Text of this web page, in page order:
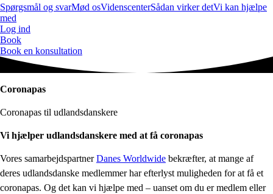
Spørgsmål og svarMød osVidenscenterSådan virker detVi kan hjælpe
med
Log ind
Book
Book en konsultation
Coronapas
Coronapas til udlandsdanskere
Vi hjælper udlandsdanskere med at få coronapas
Vores samarbejdspartnerDanes Worldwide bekræfter, at mange af
deres udlandsdanske medlemmer har efterlyst muligheden for at få et
coronapas. Og det kan vi hjælpe med – uanset om du er medlem eller